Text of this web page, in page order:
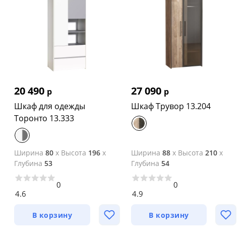
20 490 р
Шкаф для одежды
Торонто 13.333
Ширина 80 x Высота 196 x
Глубина 53
4.6
0
В корзину
27 090 р
Шкаф Трувор 13.204
Ширина 88x Высота 210x
Глубина 54
4.9
0
В корзину